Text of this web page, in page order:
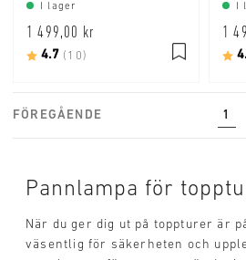
I lager
1 499,00 kr
Betyg:
4.7 (10) utav 5 stjärnor
I
1
FÖREGÅENDE 1
Pannlampa för
När du ger dig ut på toppturer är
väsentlig för säkerheten och